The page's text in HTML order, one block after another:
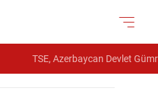
TSE, Azerbaycan Devlet Gümrük